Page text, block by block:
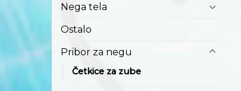
Nega tela
Ostalo
Pribor za negu
Četkice za zube